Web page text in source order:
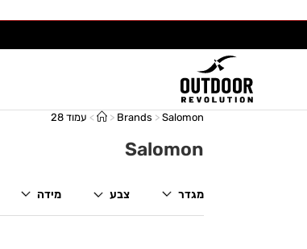
> Brands >Salomon
> עמוד 28
Salomon
מגדר צבע מידה